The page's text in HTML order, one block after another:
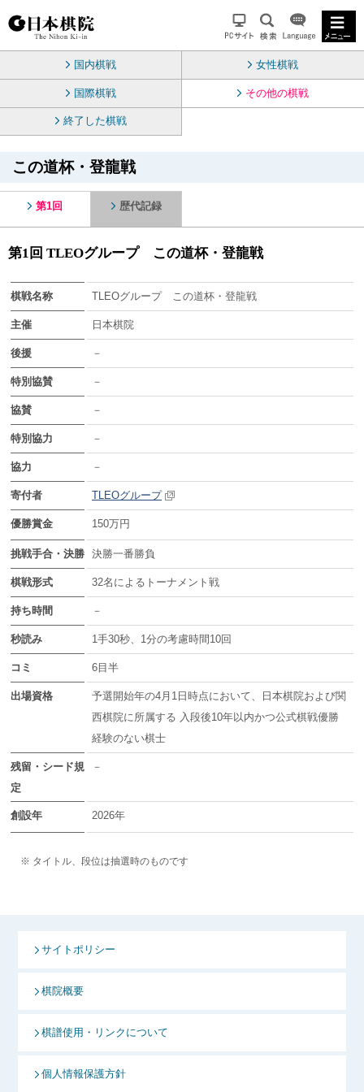
国内棋戦 女性棋戦
国際棋戦 その他の棋戦
終了した棋戦
この道杯・登龍戦
第1回 歴代記録
第1回 TLEOグループ この道杯・登龍戦
棋戦名称 TLEOグループ この道杯・登龍戦
主催 日本棋院
後援 －
特別協賛 －
協賛 －
特別協力 －
協力 －
寄付者 TLEOグループ
優勝賞金 150万円
挑戦手合・決勝 決勝一番勝負
棋戦形式 32名によるトーナメント戦
持ち時間 －
秒読み 1手30秒、1分の考慮時間10回
コミ 6目半
出場資格
予選開始年の4月1日時点において、日本棋院および関
西棋院に所属する 入段後10年以内かつ公式棋戦優勝
経験のない棋士
残留・シード規
定
－
創設年 2026年
※ タイトル、段位は抽選時のものです
サイトポリシー
棋院概要
棋譜使用・リンクについて
個人情報保護方針